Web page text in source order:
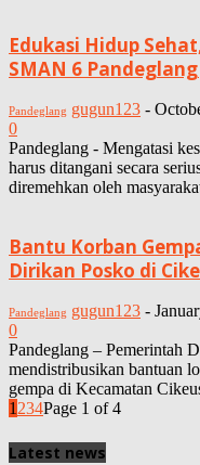
Edukasi Hidup
SMAN 6
Pandeglang gugun123 -
0
Pandeglang - Mengatasi
harus ditangani secara
diremehkan oleh
Bantu Korban
Dirikan Posko di
Pandeglang gugun123 -
0
Pandeglang – Pemerintah
mendistribusikan bantuan
gempa di Kecamatan
1 234Page 1 of 4
Latest news